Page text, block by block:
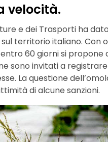
velocità.
e dei Trasporti ha
territorio italiano. Con
60 giorni si
sono invitati a
La questione
di alcune sanzioni.